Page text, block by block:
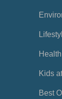
Kids
Best